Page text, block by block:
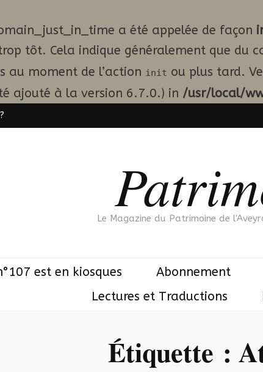
a été appelée de façon
tôt. Cela indique généralement que du
au moment de l’action init ou plus tard.
ajouté à la version 6.7.0.) in /usr/local/
Le Magazine du Patrimoine de
est en kiosques Abonnement
Lectures et Traductions
Étiquette :